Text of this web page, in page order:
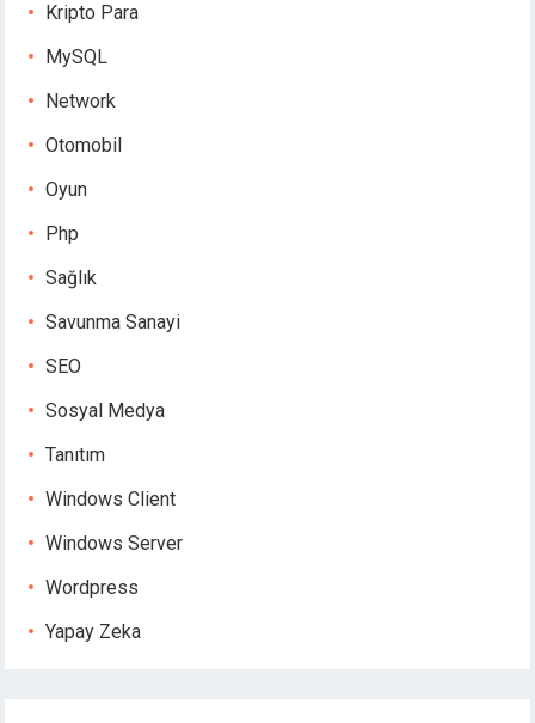
Kripto Para
MySQL
Network
Otomobil
Oyun
Php
Sağlık
Savunma Sanayi
SEO
Sosyal Medya
Tanıtım
Windows Client
Windows Server
Wordpress
Yapay Zeka